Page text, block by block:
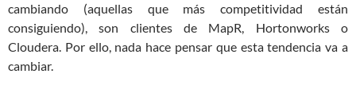
cambiando (aquellas que más competitividad están
consiguiendo), son clientes de MapR, Hortonworks o
Cloudera. Por ello, nada hace pensar que esta tendencia va a
cambiar.